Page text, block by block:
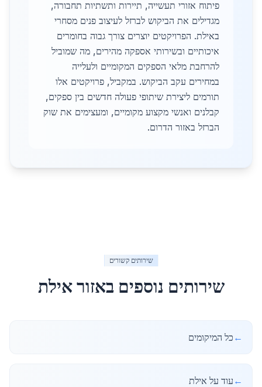
פיתוח אזורי תעשייה, תיירות ותשתיות תחבורה,
מגדילים את הביקוש לברזל לעיצוב פנים מסחרי
באילת. הפרויקטים יוצרים צורך גבוה בחומרים
איכותיים ובשירותי אספקה מהירים, מה שמוביל
להרחבת מלאי הספקים המקומיים ולעלייה
במחירים עקב הביקוש. במקביל, פרויקטים אלו
תורמים ליצירת שיתופי פעולה חדשים בין ספקים,
קבלנים ואנשי מקצוע מקומיים, ומעצימים את שוק
הברזל באזור הדרום.
שירותים קשורים
שירותים נוספים באזוראילת
← כל המיקומים
← עוד על אילת